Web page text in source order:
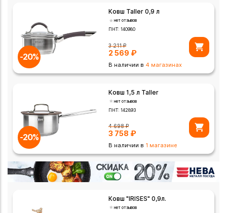
-20%
Ковш Taller 0,9 л
нет отзывов
ПНТ:140980
3 211₽
2 569 ₽
В наличии в 4 магазинах
-20%
Ковш 1,5 л Taller
нет отзывов
ПНТ:142893
4 698₽
3 758 ₽
В наличии в 1 магазине
Ковш "IRISES" 0,9л.
нет отзывов